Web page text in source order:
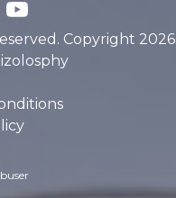
Copyright 2026